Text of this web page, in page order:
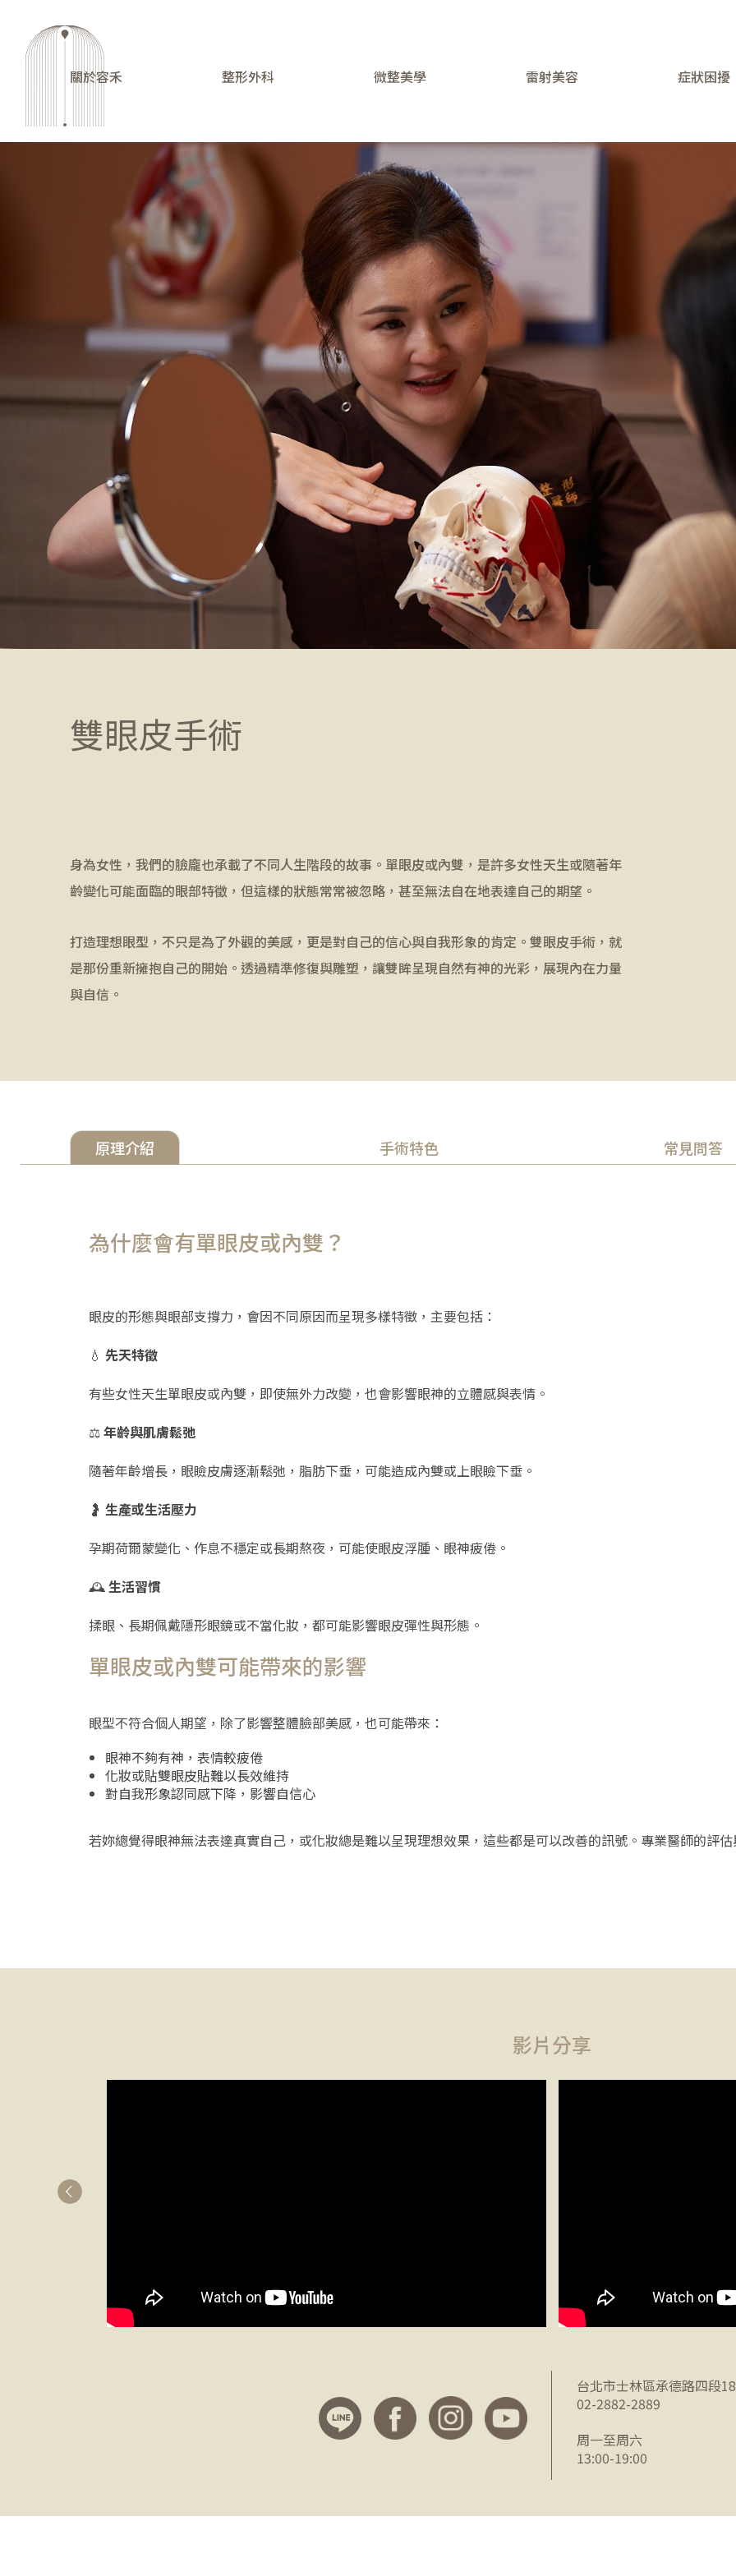
關於容禾 整形外科 微整美學 雷射美容 症狀困擾
雙眼皮手術
身為女性，我們的臉龐也承載了不同人生階段的故事。單眼皮或內雙，是許多女性天生或隨著年
齡變化可能面臨的眼部特徵，但這樣的狀態常常被忽略，甚至無法自在地表達自己的期望。
打造理想眼型，不只是為了外觀的美感，更是對自己的信心與自我形象的肯定。雙眼皮手術，就
是那份重新擁抱自己的開始。透過精準修復與雕塑，讓雙眸呈現自然有神的光彩，展現內在力量
與自信。
原理介紹 手術特色 常見問答
為什麼會有單眼皮或內雙？
眼皮的形態與眼部支撐力，會因不同原因而呈現多樣特徵，主要包括：
💧 先天特徵
有些女性天生單眼皮或內雙，即使無外力改變，也會影響眼神的立體感與表情。
⚖年齡與肌膚鬆弛
隨著年齡增長，眼瞼皮膚逐漸鬆弛，脂肪下垂，可能造成內雙或上眼瞼下垂。
🤰 生產或生活壓力
孕期荷爾蒙變化、作息不穩定或長期熬夜，可能使眼皮浮腫、眼神疲倦。
🕰生活習慣
揉眼、長期佩戴隱形眼鏡或不當化妝，都可能影響眼皮彈性與形態。
單眼皮或內雙可能帶來的影響
眼型不符合個人期望，除了影響整體臉部美感，也可能帶來：
眼神不夠有神，表情較疲倦
化妝或貼雙眼皮貼難以長效維持
對自我形象認同感下降，影響自信心
若妳總覺得眼神無法表達真實自己，或化妝總是難以呈現理想效果，這些都是可以改善的訊號。專業醫師的評
影片分享
台北市士林區承德路四段
02-2882-2889
周一至周六
13:00-19:00